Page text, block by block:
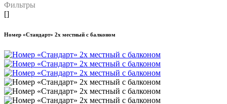
Фильтры
[]
Номер «Стандарт» 2х местный с балконом